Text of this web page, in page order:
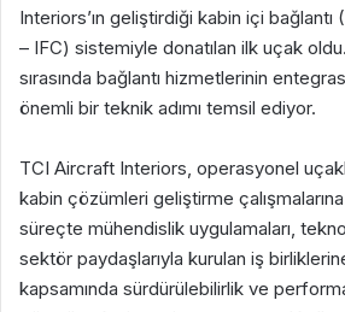
Interiors’ın geliştirdiği kabin içi
– IFC) sistemiyle donatılan ilk uçak
sırasında bağlantı hizmetlerinin
önemli bir teknik adımı temsil ediyor.
TCI Aircraft Interiors, operasyonel
kabin çözümleri geliştirme
süreçte mühendislik uygulamaları,
sektör paydaşlarıyla kurulan iş
kapsamında sürdürülebilirlik ve